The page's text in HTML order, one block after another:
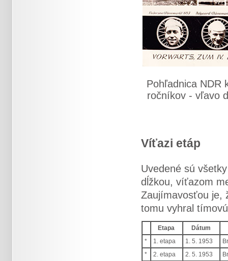
Pohľadnica NDR
ročníkov - vľavo
Víťazi etáp
Uvedené sú
dĺžkou, víťazom
Zaujímavosťou je,
tomu vyhral
Etapa
Dátum
*
1. etapa 1. 5. 1953
*
2. etapa 2. 5. 1953